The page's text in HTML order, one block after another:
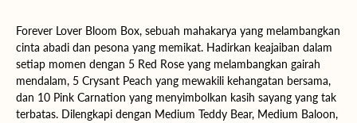
Forever Lover Bloom Box, sebuah mahakarya yang melambangkan
cinta abadi dan pesona yang memikat. Hadirkan keajaiban dalam
setiap momen dengan 5 Red Rose yang melambangkan gairah
mendalam, 5 Crysant Peach yang mewakili kehangatan bersama,
dan 10 Pink Carnation yang menyimbolkan kasih sayang yang tak
terbatas. Dilengkapi dengan Medium Teddy Bear, Medium Baloon,